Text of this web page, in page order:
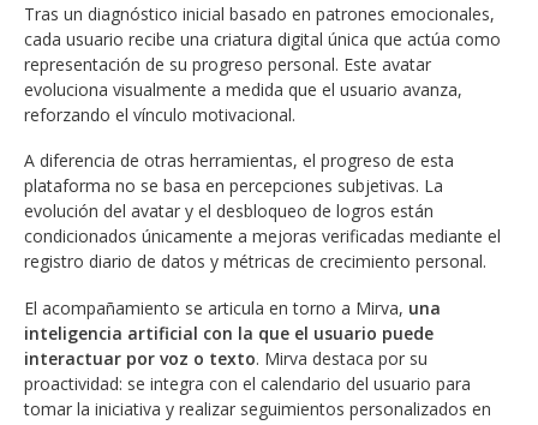
Tras un diagnóstico inicial basado en patrones emocionales,
cada usuario recibe una criatura digital única que actúa como
representación de su progreso personal. Este avatar
evoluciona visualmente a medida que el usuario avanza,
reforzando el vínculo motivacional.
A diferencia de otras herramientas, el progreso de esta
plataforma no se basa en percepciones subjetivas. La
evolución del avatar y el desbloqueo de logros están
condicionados únicamente a mejoras verificadas mediante el
registro diario de datos y métricas de crecimiento personal.
El acompañamiento se articula en torno a Mirva, una
inteligencia artificial con la que el usuario puede
interactuar por voz o texto. Mirva destaca por su
proactividad: se integra con el calendario del usuario para
tomar la iniciativa y realizar seguimientos personalizados en